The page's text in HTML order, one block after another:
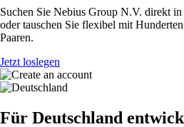
Suchen Sie Nebius Group N.V. direkt
oder tauschen Sie flexibel mit
Paaren.
Jetzt loslegen
Für Deutschland